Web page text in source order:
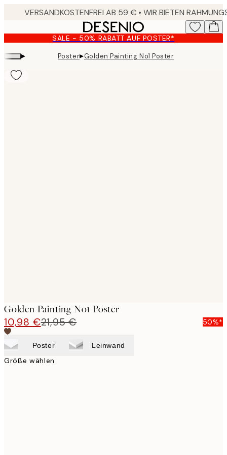
content.
SALE - 50% RABATT AUF POSTER*
▸ Poster▸Golden Painting No1 Poster
Golden Painting No1 Poster
10,98 €21,95 € 50%*
Poster Leinwand
Größe wählen